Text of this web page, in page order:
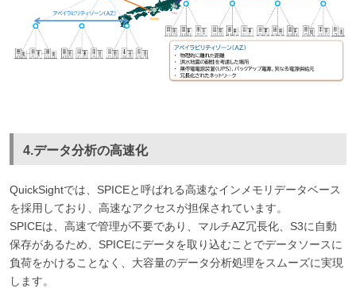
4.データ分析の高速化
QuickSightでは、SPICEと呼ばれる高速なインメモリデータベース
を採用しており、高速なアクセスが担保されています。
SPICEは、高速で管理が不要であり、マルチAZ冗長化、S3に自動
保存があるため、SPICEにデータを取り込むことでデータソースに
負荷をかけることなく、大容量のデータ分析処理をスムーズに実現
します。